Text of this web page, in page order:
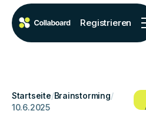
Registrieren
Startseite/Brainstorming/
10.6.2025